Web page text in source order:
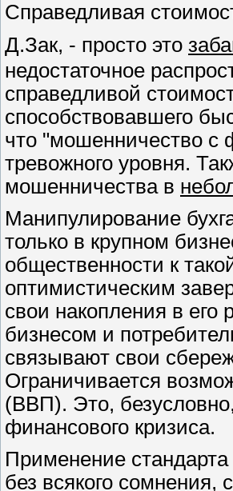
Справедливая
Д.Зак, - просто это
недостаточное
справедливой
способствовавшего
что "мошенничество с
тревожного уровня.
мошенничества в
Манипулирование
только в крупном
общественности к
оптимистическим
свои накопления в
бизнесом и
связывают свои
Ограничивается
(ВВП). Это,
финансового кризиса.
Применение стандарта
без всякого сомнения,